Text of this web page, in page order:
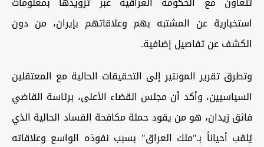
استخبارية عن المشتبه بهم وعلاقاتهم بإيران، من دون
الكشف عن تفاصيل إضافية.
وتطرق تقرير المونتير إلى التحقيقات الحالية مع المعتقلين
السياسيين، وأكد أن مجلس القضاء الأعلى، برئاسة القاضي
فائق زيدان، هو من يقود حملة مكافحة الفساد الحالية الذي
يُلقب أحياناً بـ"ملك العراق" بسبب نفوذه الواسع وعلاقاته